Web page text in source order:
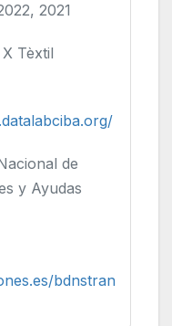
2021
Tèxtil
de
y Ayudas
bdnstran